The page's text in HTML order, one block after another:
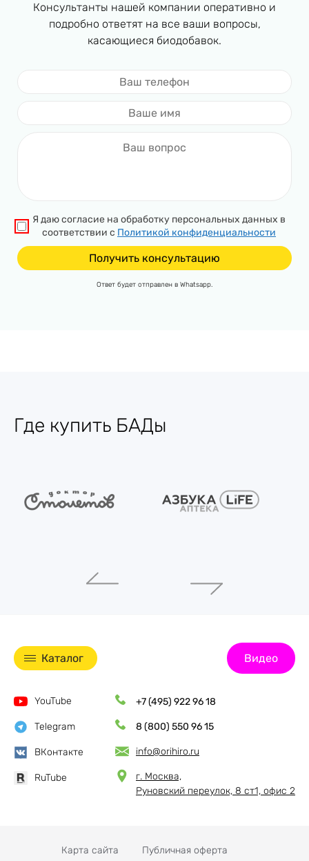
Консультанты нашей компании оперативно и
подробно ответят на все ваши вопросы,
касающиеся биодобавок.
Я даю согласие на обработку персональных данных в
соответствии с Политикой конфиденциальности
Ответ будет отправлен в Whatsapp.
Где купить БАДы
Каталог Видео
YouTube
Telegram
ВКонтакте
RuTube
+7 (495) 922 96 18
8 (800) 550 96 15
info@orihiro.ru
г. Москва,
Руновский переулок, 8 ст1, офис 2
Карта сайта
Публичная оферта